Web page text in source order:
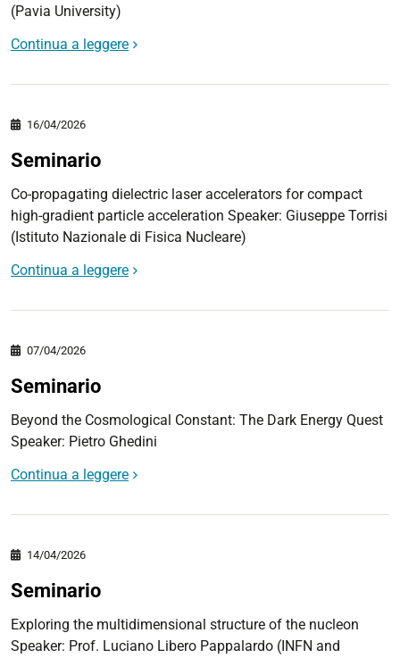
(Pavia University)
Continua a leggere
16/04/2026
Seminario
Co-propagating dielectric laser accelerators for compact
high-gradient particle acceleration Speaker: Giuseppe Torrisi
(Istituto Nazionale di Fisica Nucleare)
Continua a leggere
07/04/2026
Seminario
Beyond the Cosmological Constant: The Dark Energy Quest
Speaker: Pietro Ghedini
Continua a leggere
14/04/2026
Seminario
Exploring the multidimensional structure of the nucleon
Speaker: Prof. Luciano Libero Pappalardo (INFN and